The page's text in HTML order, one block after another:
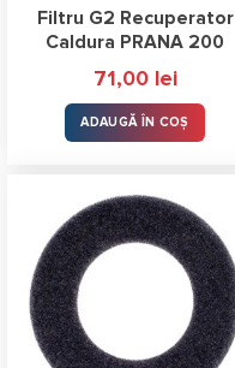
Filtru G2 Recuperator
Caldura PRANA 200
71,00 lei
ADAUGĂ ÎN COȘ